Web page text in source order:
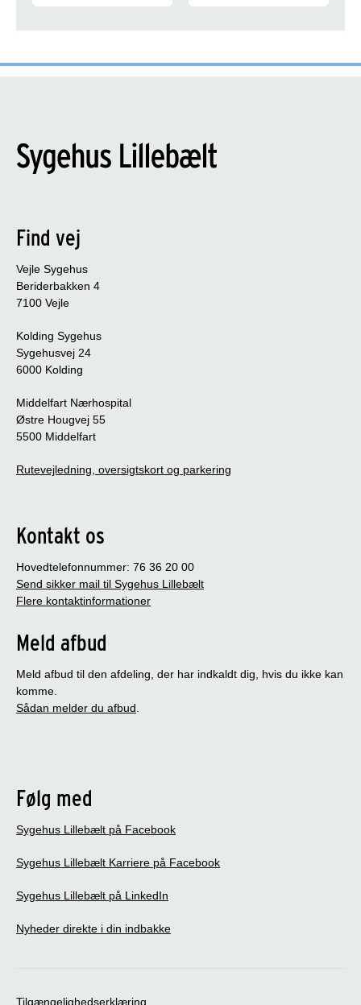
Find vej
Vejle Sygehus
Beriderbakken 4
7100 Vejle
Kolding Sygehus
Sygehusvej 24
6000 Kolding
Middelfart Nærhospital
Østre Hougvej 55
5500 Middelfart
Rutevejledning, oversigtskort og parkering
Kontakt os
Hovedtelefonnummer: 76 36 20 00
Send sikker mail til Sygehus Lillebælt
Flere kontaktinformationer
Meld afbud
Meld afbud til den afdeling, der har indkaldt dig, hvis du ikke kan
komme.
Sådan melder du afbud.
Følg med
Sygehus Lillebælt på Facebook
Sygehus Lillebælt Karriere på Facebook
Sygehus Lillebælt på LinkedIn
Nyheder direkte i din indbakke
Tilgængelighedserklæring